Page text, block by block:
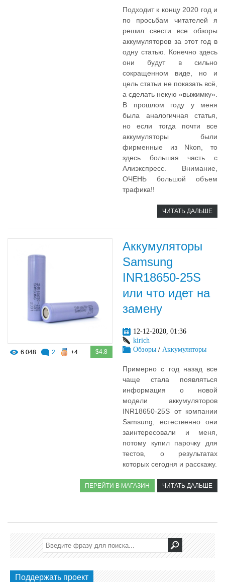
Подходит к концу 2020 год и
по просьбам читателей я
решил свести все обзоры
аккумуляторов за этот год в
одну статью. Конечно здесь
они будут в сильно
сокращенном виде, но и
цель статьи не показать всё,
а сделать некую «выжимку».
В прошлом году у меня
была аналогичная статья,
но если тогда почти все
аккумуляторы были
фирменные из Nkon, то
здесь большая часть с
Алиэкспресс. Внимание,
ОЧЕНЬ большой объем
трафика!!
ЧИТАТЬ ДАЛЬШЕ
6 048 2 +4 $4.8
Аккумуляторы
Samsung
INR18650-25S
или что идет на
замену
12-12-2020, 01:36
kirich
Обзоры / Аккумуляторы
Примерно с год назад все
чаще стала появляться
информация о новой
модели аккумуляторов
INR18650-25S от компании
Samsung, естественно они
заинтересовали и меня,
потому купил парочку для
тестов, о результатах
которых сегодня и расскажу.
ПЕРЕЙТИ В МАГАЗИН ЧИТАТЬ ДАЛЬШЕ
Поддержать проект